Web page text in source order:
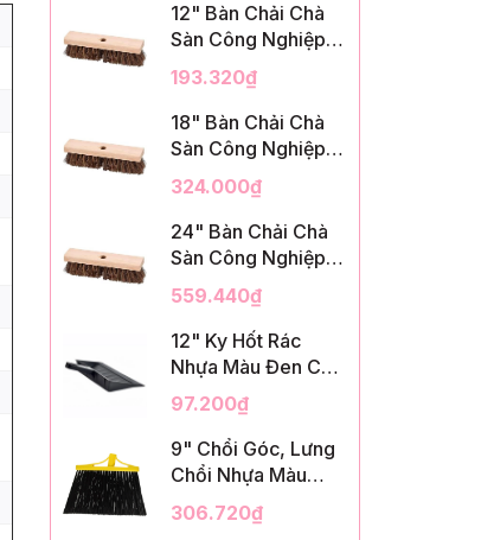
12" Bàn Chải Chà
Sàn Công Nghiệp,
Sợi Palmyra, InsuX
INXDS1, 12
Cái/Thùng (12"
Brush Deck Scrub,
193.320₫
18" Bàn Chải Chà
Sàn Công Nghiệp,
Sợi Palmyra, InsuX
INXDS2, 12
Cái/Thùng (18"
Brush Deck Scrub,
324.000₫
24" Bàn Chải Chà
Sàn Công Nghiệp,
Sợi Palmyra, InsuX
INXDS2, 12
Cái/Thùng (24"
Brush Deck Scrub ,
559.440₫
12" Ky Hốt Rác
Nhựa Màu Đen Có
Tay Cầm, InsuX
INXSHD01, 12
Cái/Thùng, Mã
IMPA 174141 (12"
Black Plastic)
97.200₫
9" Chổi Góc, Lưng
Chổi Nhựa Màu
Vàng, Lông PET
Màu Đen, Kèm Cán
306.720₫